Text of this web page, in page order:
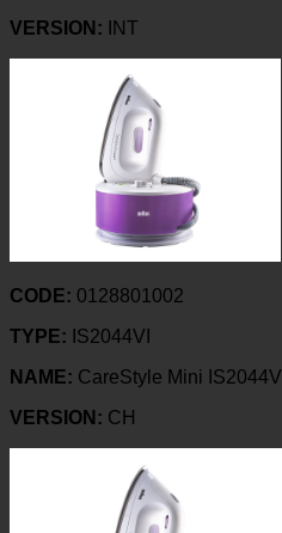
VERSION:
INT
CODE: 0128801002
TYPE: IS2044VI
NAME: CareStyle Mini IS2044VI
VERSION: CH